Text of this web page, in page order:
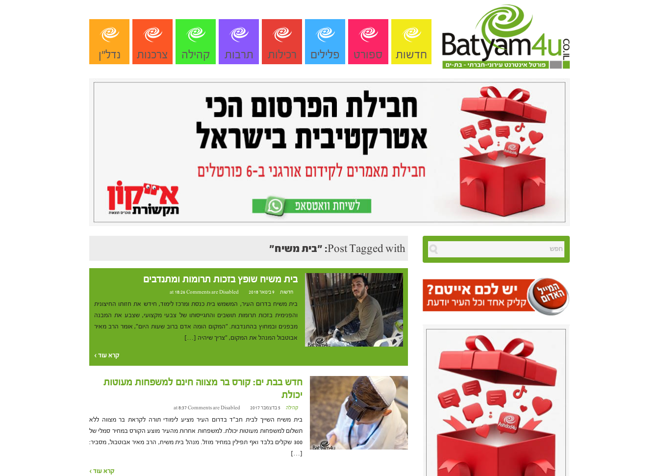
חדשות ספורט פלילים רכילות תרבות קהילה צרכנות נדל"ן
Post Tagged with: "בית משיח"
בית משיח שופץ בזכות תרומות ומתנדבים
חדשות 9 בינואר 2018 at 18:26 Comments are Disabled
בית משיח בדרום העיר, המשמש בית כנסת ומרכז לימוד, חידש את חזותו החיצונית
והפנימית בזכות תרומות תושבים והתגייסותו של צבעי מקצועי, שצבע את המבנה
מבפנים ובמחוץ בהתנדבות. "המקום הומה אדם ברוב שעות היום", אומר הרב מאיר
אבוטבול המנהל את המקום, "צריך שיהיה […]
קרא עוד ›
חדש בבת ים: קורס בר מצווה חינם למשפחות מעוטות
יכולת
קהילה 5 בדצמבר 2017 at 8:37 Comments are Disabled
בית משיח השייך לבית חב"ד בדרום העיר מציע לימודי תורה לקראת בר מצווה ללא
תשלום למשפחות מעוטות יכולת. למשפחות אחרות מהעיר מוצע הקורס במחיר סמלי של
300 שקלים בלבד ואף תפילין במחיר מוזל. מנהל בית משיח, הרב מאיר אבוטבול, מסביר:
[…]
קרא עוד ›